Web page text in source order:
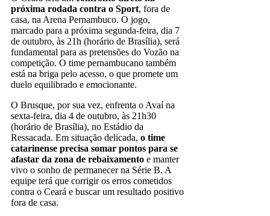
próxima rodada contra o Sport, fora de
casa, na Arena Pernambuco. O jogo,
marcado para a próxima segunda-feira, dia 7
de outubro, às 21h (horário de Brasília), será
fundamental para as pretensões do Vozão na
competição. O time pernambucano também
está na briga pelo acesso, o que promete um
duelo equilibrado e emocionante.
O Brusque, por sua vez, enfrenta o Avaí na
sexta-feira, dia 4 de outubro, às 21h30
(horário de Brasília), no Estádio da
Ressacada. Em situação delicada, o time
catarinense precisa somar pontos para se
afastar da zona de rebaixamento e manter
vivo o sonho de permanecer na Série B. A
equipe terá que corrigir os erros cometidos
contra o Ceará e buscar um resultado positivo
fora de casa.